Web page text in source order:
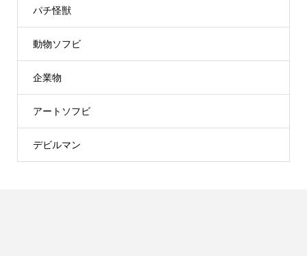
パチ怪獣
動物ソフビ
企業物
アートソフビ
デビルマン